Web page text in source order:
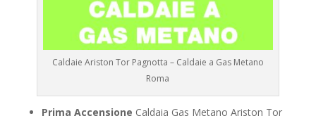
Caldaie Ariston Tor Pagnotta – Caldaie a Gas Metano
Roma
Prima Accensione Caldaia Gas Metano Ariston Tor